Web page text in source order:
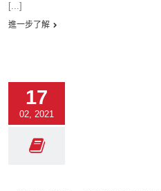
[...]
進一步了解
17
02, 2021